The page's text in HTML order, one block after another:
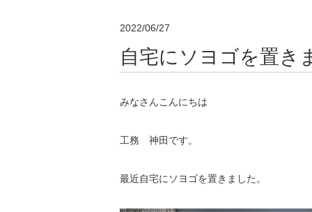
2022/06/27
自宅にソヨゴを置き
みなさんこんにちは
工務 神田です。
最近自宅にソヨゴを置きました。